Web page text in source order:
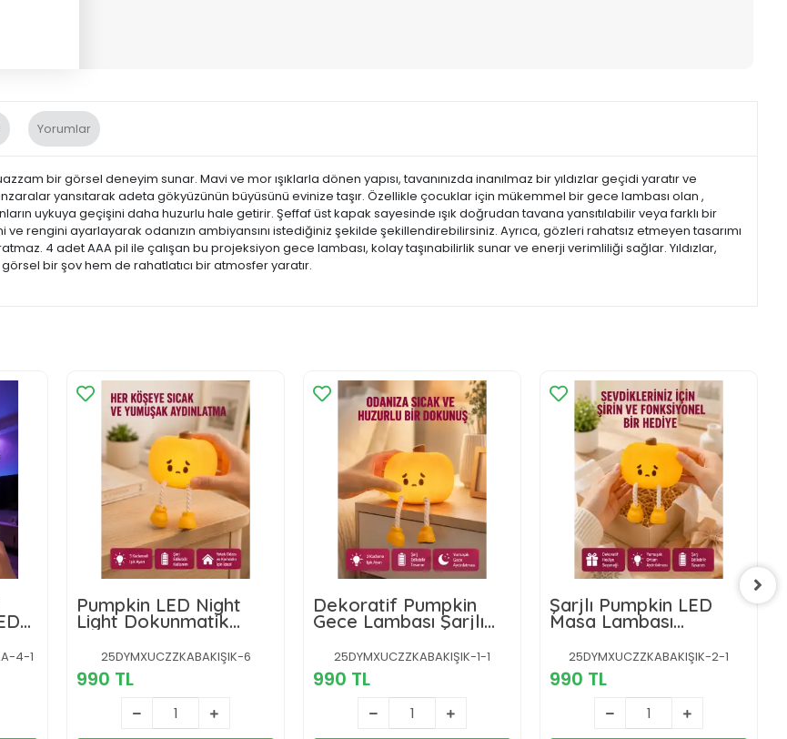
Yorumlar
bir görsel deneyim sunar. Mavi ve mor ışıklarla dönen yapısı, tavanınızda inanılmaz bir yıldızlar geçidi yaratır ve
yansıtarak adeta gökyüzünün büyüsünü evinize taşır. Özellikle çocuklar için mükemmel bir gece lambası olan ,
uykuya geçişini daha huzurlu hale getirir. Şeffaf üst kapak sayesinde ışık doğrudan tavana yansıtılabilir veya farklı bir
rengini ayarlayarak odanızın ambiyansını istediğiniz şekilde şekillendirebilirsiniz. Ayrıca, gözleri rahatsız etmeyen tasarımı
4 adet AAA pil ile çalışan bu projeksiyon gece lambası, kolay taşınabilirlik sunar ve enerji verimliliği sağlar. Yıldızlar,
görsel bir şov hem de rahatlatıcı bir atmosfer yaratır.
4-1
Pumpkin LED Night
Light Dokunmatik
Şarjlı Silikon Gece
Lambası Yeni Nesil
25DYMXUCZZKABAKIŞIK-6
990 TL
Dekoratif Pumpkin
Gece Lambası Şarjlı
Dokunmatik LED Işık
Yeni Nesil
25DYMXUCZZKABAKIŞIK-1-1
990 TL
Şarjlı Pumpkin LED
Masa Lambası
Dokunmatik Yeni Nesil
25DYMXUCZZKABAKIŞIK-2-1
990 TL